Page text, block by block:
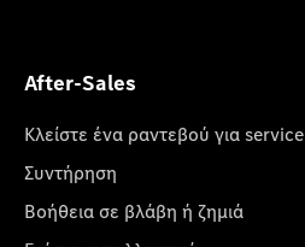
After-Sales
Κλείστε ένα ραντεβού για service
Συντήρηση
Βοήθεια σε βλάβη ή ζημιά